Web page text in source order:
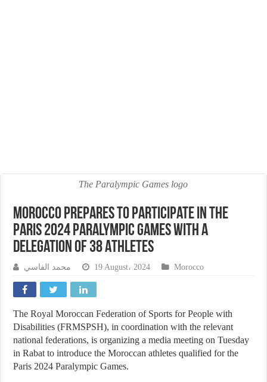
The Paralympic Games logo
Morocco Prepares to Participate in the
Paris 2024 Paralympic Games with a
Delegation of 38 Athletes
محمد الفاسي 19 August، 2024 Morocco
The Royal Moroccan Federation of Sports for People with
Disabilities (FRMSPSH), in coordination with the relevant
national federations, is organizing a media meeting on Tuesday
in Rabat to introduce the Moroccan athletes qualified for the
Paris 2024 Paralympic Games.